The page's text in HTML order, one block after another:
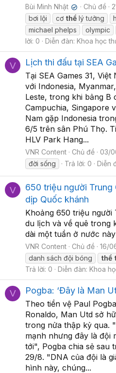
Bùi Minh Nhật ✔ Chủ đề
bơi lội
cơ thể lý tưởng
michael phelps
olympic
lời: 0
Diễn đàn: Khoa học
V Lịch thi đấu tại SEA
Tại SEA Games 31,
với Indonesia,
Leste, trong khi bảng B
Campuchia, Singapore
Nam gặp Indonesia
6/5 trên sân Phú Thọ.
HLV Park Hang...
VNR Content Chủ đề 03/
đời sống
Trả lời: 0 Diễn
V
650 triệu người
dịp Quốc khánh
Khoảng 650 triệu người
du lịch và về quê trong
dài một tuần ở nước
VNR Content Chủ đề 16/
danh sách đội bóng
thể
Trả lời: 0
Diễn đàn: Khoa
V Pogba: ‘Đây là Man
Theo tiền vệ Paul
Ronaldo, Man Utd sở
trong nửa thập kỷ qua.
mạnh nhưng đây là đội
tới", Pogba chia sẻ sau
29/8. "DNA của đội là
hình này, chúng...